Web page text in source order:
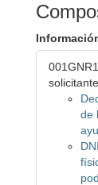
solicitante
de